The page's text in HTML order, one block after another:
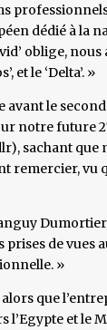
dédié à la
oblige,
et le ‘Delta’. »
avant le
notre future
sachant que
vu
prises de vues
»
que
l’Egypte et le